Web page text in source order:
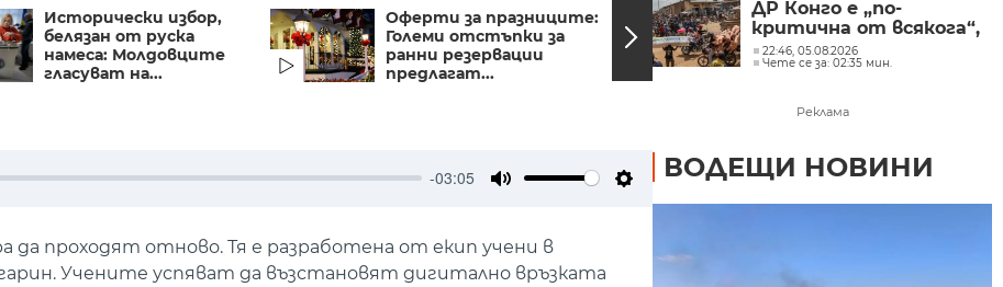
Исторически избор,
белязан от руска
намеса: Молдовците
гласуват на...
Оферти за празниците:
Големи отстъпки за
ранни резервации
предлагат...
На косъм от трагедия:
Дрогираният млад
шофьор, отнесъл
стълб и...
-03:05
Settings
да проходят отново. Тя е разработена от екип учени в
Учените успяват да възстановят дигитално връзката
ДР Конго е „по-
критична от всякога“,
съобщиха от „Лекари
без граници“
22:46, 05.08.2026
Чете се за: 02:35 мин.
Реклама
ВОДЕЩИ НОВИНИ